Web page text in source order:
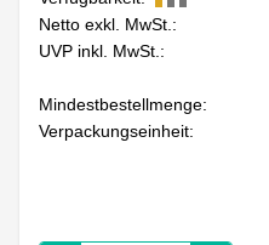
Netto exkl. MwSt.:
UVP inkl. MwSt.:
Mindestbestellmenge:
Verpackungseinheit: